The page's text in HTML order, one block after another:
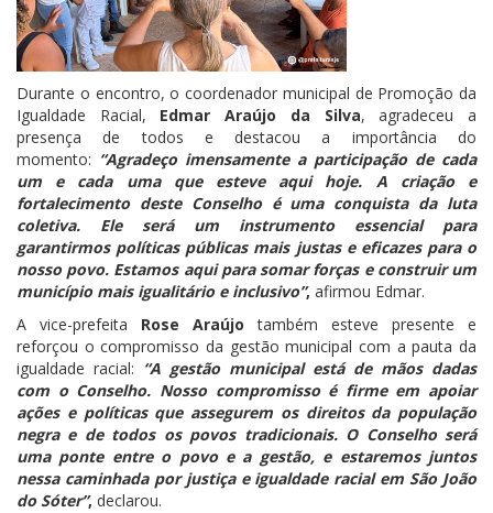
Durante o encontro, o coordenador municipal de Promoção da
Igualdade Racial, Edmar Araújo da Silva, agradeceu a
presença de todos e destacou a importância do
momento: “Agradeço imensamente a participação de cada
um e cada uma que esteve aqui hoje. A criação e
fortalecimento deste Conselho é uma conquista da luta
coletiva. Ele será um instrumento essencial para
garantirmos políticas públicas mais justas e eficazes para o
nosso povo. Estamos aqui para somar forças e construir um
município mais igualitário e inclusivo”, afirmou Edmar.
A vice-prefeita Rose Araújo também esteve presente e
reforçou o compromisso da gestão municipal com a pauta da
igualdade racial: “A gestão municipal está de mãos dadas
com o Conselho. Nosso compromisso é firme em apoiar
ações e políticas que assegurem os direitos da população
negra e de todos os povos tradicionais. O Conselho será
uma ponte entre o povo e a gestão, e estaremos juntos
nessa caminhada por justiça e igualdade racial em São João
do Sóter”, declarou.